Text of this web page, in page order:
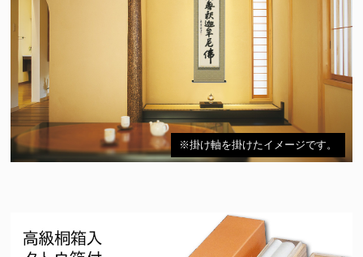
※掛け軸を掛けたイメージです。